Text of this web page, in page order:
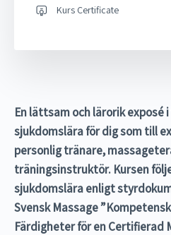
En lättsam och lärorik exposé
sjukdomslära för dig som till
personlig tränare,
träningsinstruktör. Kursen
sjukdomslära enligt
Svensk Massage
Färdigheter för en Certifierad
Kurs Certificate